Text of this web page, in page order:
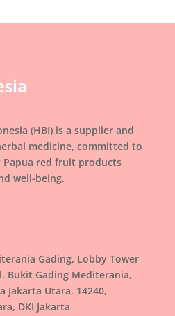
(HBI) is a supplier and
medicine, committed to
red fruit products
well-being.
Gading, Lobby Tower
Bukit Gading Mediterania,
Jakarta Utara, 14240,
DKI Jakarta